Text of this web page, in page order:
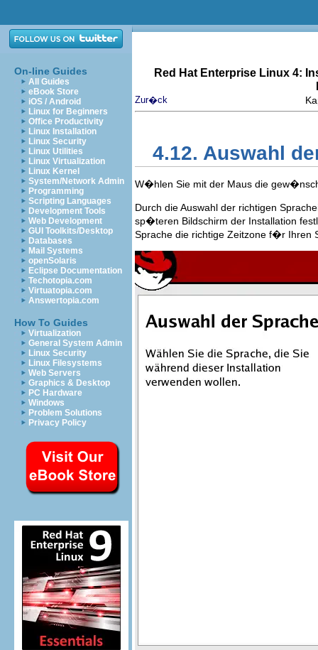
On-line Guides
All Guides
eBook Store
iOS / Android
Linux for Beginners
Office Productivity
Linux Installation
Linux Security
Linux Utilities
Linux Virtualization
Linux Kernel
System/Network Admin
Programming
Scripting Languages
Development Tools
Web Development
GUI Toolkits/Desktop
Databases
Mail Systems
openSolaris
Eclipse Documentation
Techotopia.com
Virtuatopia.com
Answertopia.com
How To Guides
Virtualization
General System Admin
Linux Security
Linux Filesystems
Web Servers
Graphics & Desktop
PC Hardware
Windows
Problem Solutions
Privacy Policy
Red Hat Enterprise Linux 4:
Zur�ck
4.12. Auswahl
W�hlen Sie mit der Maus die
Durch die Auswahl der richtigen
sp�teren Bildschirm der Installation
Sprache die richtige Zeitzone f�r Ihren